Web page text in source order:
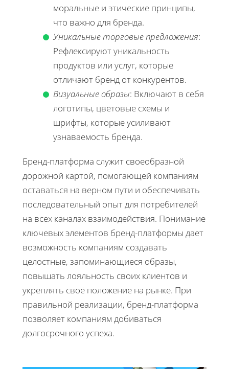
моральные и этические принципы,
что важно для бренда.
Уникальные торговые предложения:
Рефлексируют уникальность
продуктов или услуг, которые
отличают бренд от конкурентов.
Визуальные образы: Включают в себя
логотипы, цветовые схемы и
шрифты, которые усиливают
узнаваемость бренда.
Бренд-платформа служит своеобразной
дорожной картой, помогающей компаниям
оставаться на верном пути и обеспечивать
последовательный опыт для потребителей
на всех каналах взаимодействия. Понимание
ключевых элементов бренд-платформы дает
возможность компаниям создавать
целостные, запоминающиеся образы,
повышать лояльность своих клиентов и
укреплять своё положение на рынке. При
правильной реализации, бренд-платформа
позволяет компаниям добиваться
долгосрочного успеха.